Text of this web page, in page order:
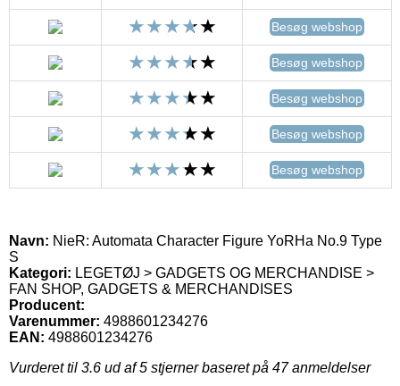
Besøg webshop
Besøg webshop
Besøg webshop
Besøg webshop
Besøg webshop
Navn: NieR: Automata Character Figure YoRHa No.9 Type
S
Kategori: LEGETØJ > GADGETS OG MERCHANDISE >
FAN SHOP, GADGETS & MERCHANDISES
Producent:
Varenummer: 4988601234276
EAN: 4988601234276
Vurderet til 3.6 ud af 5 stjerner baseret på 47anmeldelser